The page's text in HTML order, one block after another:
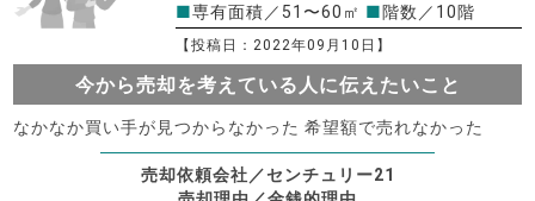
■専有面積／51〜60㎡ ■階数／10階
【投稿日：2022年09月10日】
今から売却を考えている人に伝えたいこと
なかなか買い手が見つからなかった 希望額で売れなかった
売却依頼会社／センチュリー21